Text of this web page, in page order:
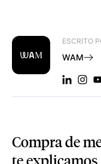
ESCRITO
WAM
Compra de